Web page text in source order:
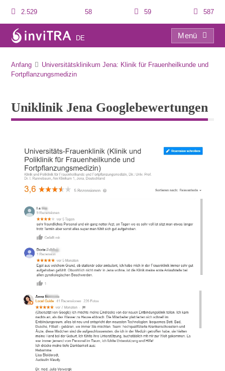
2.529 58 59 587
DE
Menü
Anfang
Universitätsklinikum Jena: Klinik für Frauenheilkunde und
Fortpflanzungsmedizin
Uniklinik Jena Googlebewertungen